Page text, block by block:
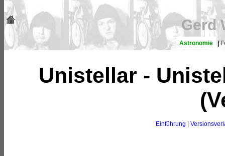
Gerd
Astronomie |
Unistellar -
Einführung